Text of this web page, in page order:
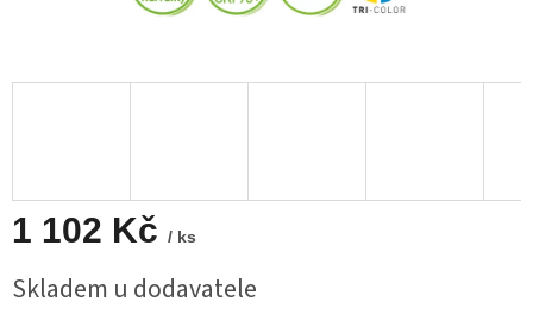
1 102 Kč / ks
cena:
Skladem u dodavatele